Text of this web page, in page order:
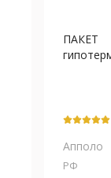
ПАКЕТ
Апполо
РФ